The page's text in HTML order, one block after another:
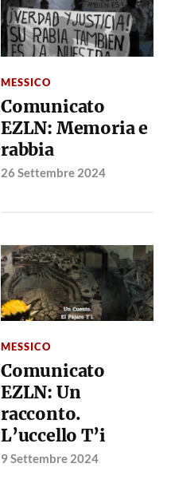
MESSICO
Comunicato
EZLN: Memoria e
rabbia
26 Settembre 2024
MESSICO
Comunicato
EZLN: Un
racconto.
L’uccello T’i
9 Settembre 2024